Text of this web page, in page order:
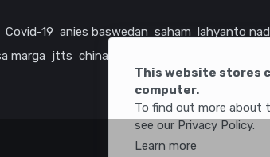
This website stores
computer.
To find out more about
see our Privacy Policy.
Learn more
Covid-19 anies baswedan saham lahyanto
marga jtts china